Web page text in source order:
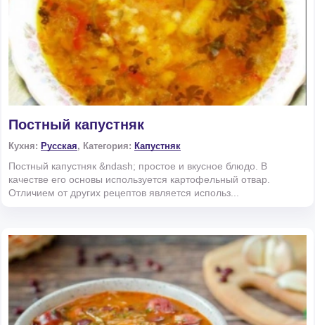
Постный капустняк
Кухня: Русская, Категория: Капустняк
Постный капустняк &ndash; простое и вкусное блюдо. В
качестве его основы используется картофельный отвар.
Отличием от других рецептов является использ...